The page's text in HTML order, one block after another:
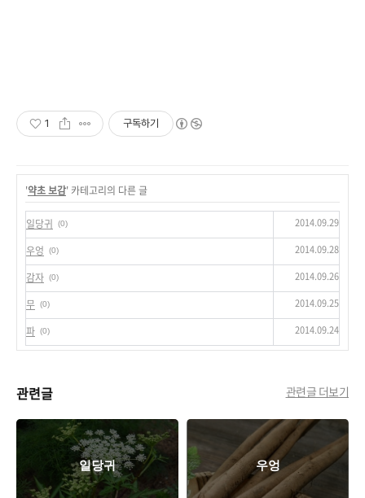
1 구독하기
'약초 보감' 카테고리의 다른 글
일당귀 (0) 2014.09.29
우엉 (0) 2014.09.28
감자 (0) 2014.09.26
무 (0) 2014.09.25
파 (0) 2014.09.24
관련글 관련글 더보기
일당귀 우엉